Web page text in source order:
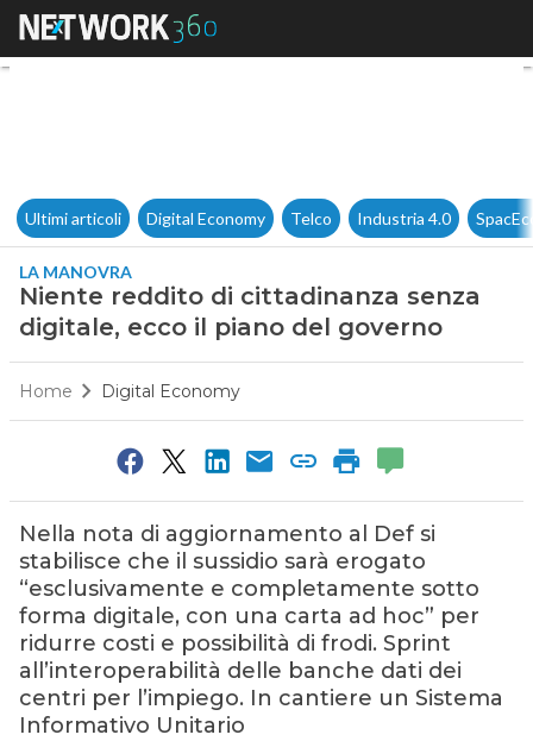
Niente reddito di
Ultimi articoli Digital Economy Telco Industria 4.0
LA MANOVRA
Niente reddito di cittadinanza senza
digitale, ecco il piano del governo
Home Digital Economy
Nella nota di aggiornamento al Def si
stabilisce che il sussidio sarà erogato
“esclusivamente e completamente sotto
forma digitale, con una carta ad hoc” per
ridurre costi e possibilità di frodi. Sprint
all’interoperabilità delle banche dati dei
centri per l’impiego. In cantiere un Sistema
Informativo Unitario